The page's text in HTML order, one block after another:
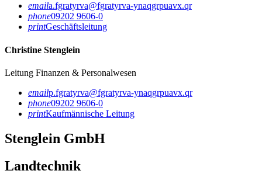
emaila.fgratyrva@fgratyrva-ynaqgrpuavx.qr
phone09202 9606-0
printGeschäftsleitung
Christine Stenglein
Leitung Finanzen & Personalwesen
emailp.fgratyrva@fgratyrva-ynaqgrpuavx.qr
phone09202 9606-0
printKaufmännische Leitung
Stenglein GmbH
Landtechnik